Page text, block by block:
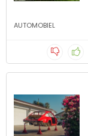
AUTOMOBIEL